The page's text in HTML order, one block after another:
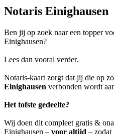
Notaris Einighausen
Ben jij op zoek naar een topper
Einighausen?
Lees dan vooral verder.
Notaris-kaart zorgt dat jij die op
Einighausen verbonden wordt
Het tofste gedeelte?
Wij doen dit compleet gratis &
Einighausen – voor altijd – zodat